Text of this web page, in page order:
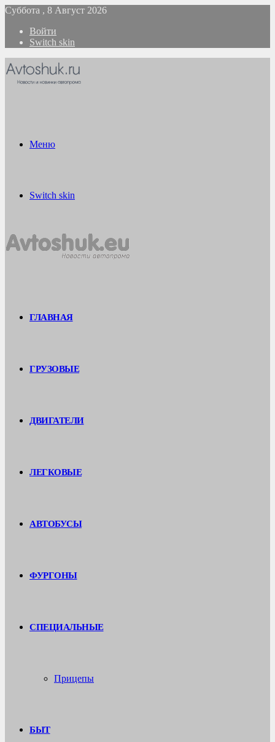
Суббота , 8 Август 2026
Войти
Switch skin
Меню
Switch skin
ГЛАВНАЯ
ГРУЗОВЫЕ
ДВИГАТЕЛИ
ЛЕГКОВЫЕ
АВТОБУСЫ
ФУРГОНЫ
СПЕЦИАЛЬНЫЕ
Прицепы
БЫТ